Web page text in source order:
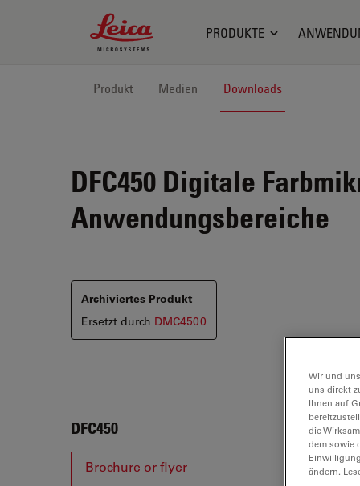
Leica Microsystems Logo
PRODUKTE
Produkt Medien Downloads
DFC450 Digitale
Anwendungsbereiche
Archiviertes Produkt
Ersetzt durch DMC4500
DFC450
Brochure or flyer
Wir und
uns direkt
Ihnen auf
die
dem sowie
ändern.